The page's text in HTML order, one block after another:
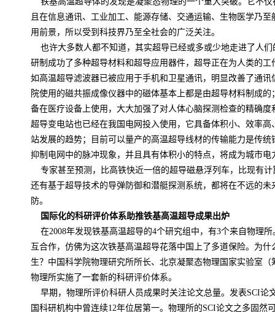
且在信息通讯、工业加工、能源存储、交通运输、生物医学乃
用前景，所以受到科技界乃至全社会的广泛关注。
也许大多数人都不知道，其实超导已经或多或少地走进了人
研制成功了多种超导材料和超导应用器件，超导正在为人类的
如高温超导滤波器已被应用于手机和卫星通讯，明显改善了通
院使用的磁共振成像仪器中的磁体基本上都是由超导材料制成
备在医疗设备上使用，大大加强了对人体心脑探测检查的精确
超导变电站也已经在我国电网投入使用，它具备体积小、效率
站发展的趋势；目前可以量产的高温超导线材的传输能力是传统
抑制电网中的脉冲现象，并且具有体积小的特点，将成为城市
专家甚至预测，比高铁快近一倍的超导磁悬浮列车，比现有
还有基于超导技术的导弹防御和潜艇探测系统，都将在不远的
防。
国际化的科研评价体系助推铁基高温超导成果出炉
在2008年发现铁基高温超导的4个研究组中，有3个来自物理
互合作，仿佛为这次铁基高温超导花落中国上了多道保险。为
生？中国科学院物理研究所所长、北京凝聚态物理国家实验室
物理所实施了一套新的科研评价体系。
早期，物理所评价科研人员成果时关注论文总量。发表SCI论
国科研机构中曾连续12年位居第一。物理所的SCI论文之多固然